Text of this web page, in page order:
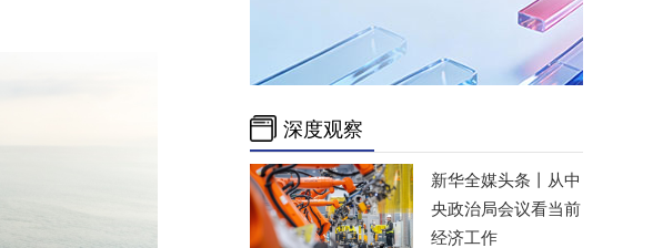
深度观察
新华全媒头条丨
从中
央政治局会议看当前
经济工作